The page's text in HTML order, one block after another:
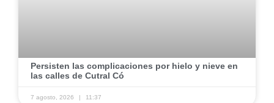
Persisten las complicaciones por hielo y nieve en
las calles de Cutral Có
7 agosto, 2026 11:37